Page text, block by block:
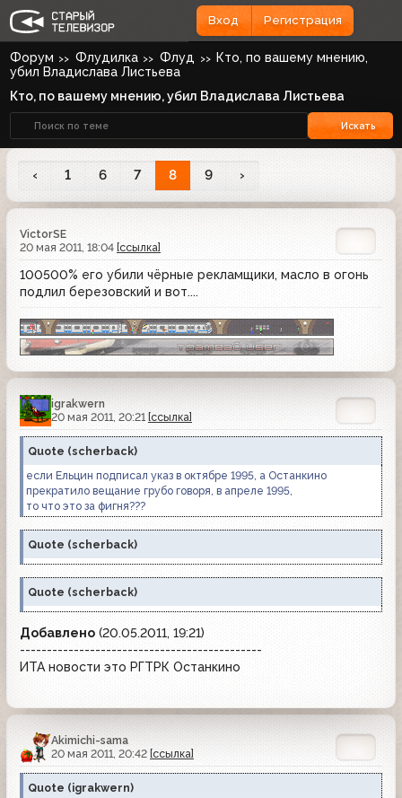
Вход Регистрация
Форум Флудилка Флуд
Кто, по вашему мнению,
убил Владислава Листьева
Кто, по вашему мнению, убил Владислава Листьева
Искать
‹ 1 6 7 8 9 ›
VictorSE
20 мая 2011, 18:04 [ссылка]
100500% его убили чёрные рекламщики, масло в огонь
подлил березовский и вот....
igrakwern
20 мая 2011, 20:21 [ссылка]
Quote (scherback)
если Ельцин подписал указ в октябре 1995, а Останкино
прекратило вещание грубо говоря, в апреле 1995,
то что это за фигня???
Quote (scherback)
Quote (scherback)
Добавлено (20.05.2011, 19:21)
---------------------------------------------
ИТА новости это РГТРК Останкино
Akimichi-sama
20 мая 2011, 20:42 [ссылка]
Quote (igrakwern)